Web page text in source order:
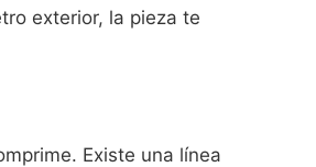
exterior, la pieza te
Existe una línea